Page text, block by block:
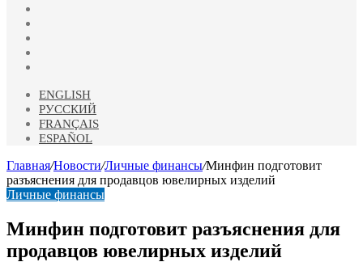
ENGLISH
РУССКИЙ
FRANÇAIS
ESPAÑOL
Главная/Новости/Личные финансы/Минфин подготовит
разъяснения для продавцов ювелирных изделий
Личные финансы
Минфин подготовит разъяснения для
продавцов ювелирных изделий